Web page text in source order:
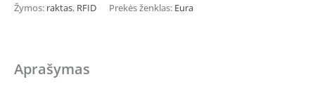
Žymos: raktas, RFID Prekės ženklas: Eura
Aprašymas